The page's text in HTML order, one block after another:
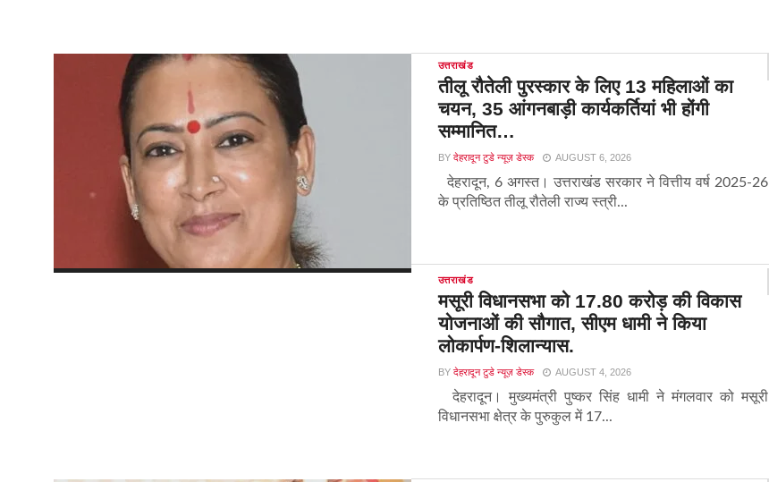
उत्तराखंड
तीलू रौतेली पुरस्कार के लिए 13 महिलाओं का
चयन, 35 आंगनबाड़ी कार्यकर्तियां भी होंगी
सम्मानित…
BY देहरादून टुडे न्यूज़ डेस्क AUGUST 6, 2026
देहरादून, 6 अगस्त। उत्तराखंड सरकार ने वित्तीय वर्ष 2025-26
के प्रतिष्ठित तीलू रौतेली राज्य स्त्री...
उत्तराखंड
मसूरी विधानसभा को 17.80 करोड़ की विकास
योजनाओं की सौगात, सीएम धामी ने किया
लोकार्पण-शिलान्यास.
BY देहरादून टुडे न्यूज़ डेस्क AUGUST 4, 2026
देहरादून। मुख्यमंत्री पुष्कर सिंह धामी ने मंगलवार को मसूरी
विधानसभा क्षेत्र के पुरुकुल में 17...